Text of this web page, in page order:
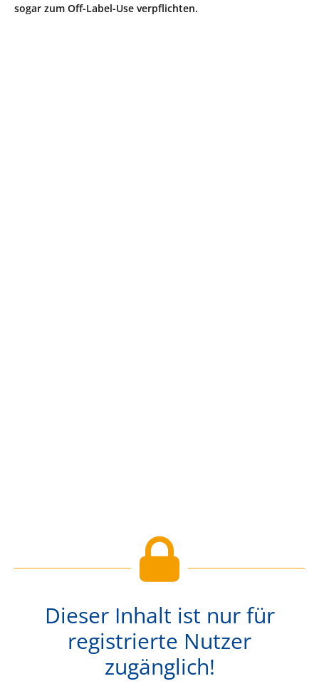
sogar zum Off-Label-Use verpflichten.
Dieser Inhalt ist nur für
registrierte Nutzer
zugänglich!